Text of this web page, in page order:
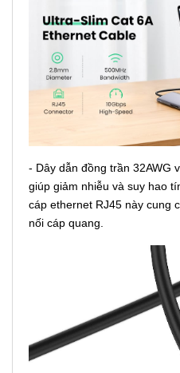
- Dây dẫn đồng trần 32AWG
giúp giảm nhiễu và suy hao
cáp ethernet RJ45 này cung
nối cáp quang.